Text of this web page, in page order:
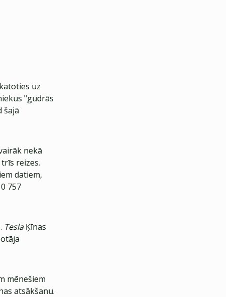
uz
"gudrās
šajā
nekā
reizes.
datiem,
757
TeslaĶīnas
mēnešiem
atsākšanu.